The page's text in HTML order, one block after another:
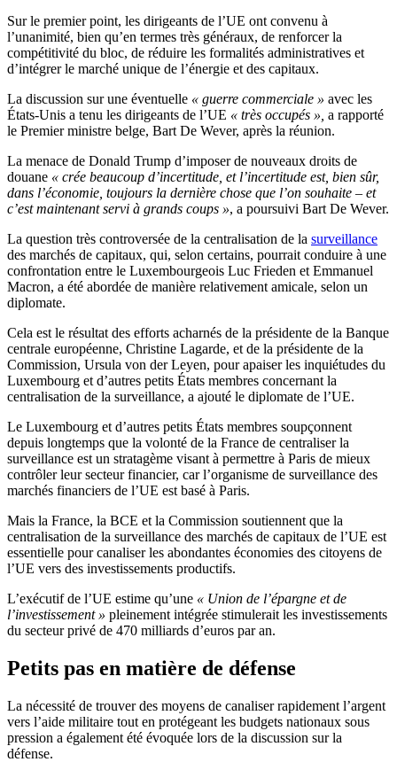
Sur le premier point, les dirigeants de l’UE ont convenu à
l’unanimité, bien qu’en termes très généraux, de renforcer la
compétitivité du bloc, de réduire les formalités administratives et
d’intégrer le marché unique de l’énergie et des capitaux.
La discussion sur une éventuelle « guerre commerciale » avec les
États-Unis a tenu les dirigeants de l’UE « très occupés », a rapporté
le Premier ministre belge, Bart De Wever, après la réunion.
La menace de Donald Trump d’imposer de nouveaux droits de
douane « crée beaucoup d’incertitude, et l’incertitude est, bien sûr,
dans l’économie, toujours la dernière chose que l’on souhaite – et
c’est maintenant servi à grands coups », a poursuivi Bart De Wever.
La question très controversée de la centralisation de la surveillance
des marchés de capitaux, qui, selon certains, pourrait conduire à une
confrontation entre le Luxembourgeois Luc Frieden et Emmanuel
Macron, a été abordée de manière relativement amicale, selon un
diplomate.
Cela est le résultat des efforts acharnés de la présidente de la Banque
centrale européenne, Christine Lagarde, et de la présidente de la
Commission, Ursula von der Leyen, pour apaiser les inquiétudes du
Luxembourg et d’autres petits États membres concernant la
centralisation de la surveillance, a ajouté le diplomate de l’UE.
Le Luxembourg et d’autres petits États membres soupçonnent
depuis longtemps que la volonté de la France de centraliser la
surveillance est un stratagème visant à permettre à Paris de mieux
contrôler leur secteur financier, car l’organisme de surveillance des
marchés financiers de l’UE est basé à Paris.
Mais la France, la BCE et la Commission soutiennent que la
centralisation de la surveillance des marchés de capitaux de l’UE est
essentielle pour canaliser les abondantes économies des citoyens de
l’UE vers des investissements productifs.
L’exécutif de l’UE estime qu’une « Union de l’épargne et de
l’investissement » pleinement intégrée stimulerait les investissements
du secteur privé de 470 milliards d’euros par an.
Petits pas en matière de défense
La nécessité de trouver des moyens de canaliser rapidement l’argent
vers l’aide militaire tout en protégeant les budgets nationaux sous
pression a également été évoquée lors de la discussion sur la
défense.